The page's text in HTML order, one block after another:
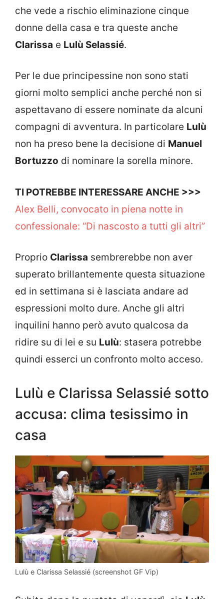
che vede a rischio eliminazione cinque
donne della casa e tra queste anche
Clarissa e Lulù Selassié.
Per le due principessine non sono stati
giorni molto semplici anche perché non si
aspettavano di essere nominate da alcuni
compagni di avventura. In particolare Lulù
non ha preso bene la decisione di Manuel
Bortuzzo di nominare la sorella minore.
TI POTREBBE INTERESSARE ANCHE >>>
Alex Belli, convocato in piena notte in
confessionale: “Di nascosto a tutti gli altri”
Proprio Clarissa sembrerebbe non aver
superato brillantemente questa situazione
ed in settimana si è lasciata andare ad
espressioni molto dure. Anche gli altri
inquilini hanno però avuto qualcosa da
ridire su di lei e su Lulù: stasera potrebbe
quindi esserci un confronto molto acceso.
Lulù e Clarissa Selassié sotto
accusa: clima tesissimo in
casa
Lulù e Clarissa Selassié (screenshot GF Vip)